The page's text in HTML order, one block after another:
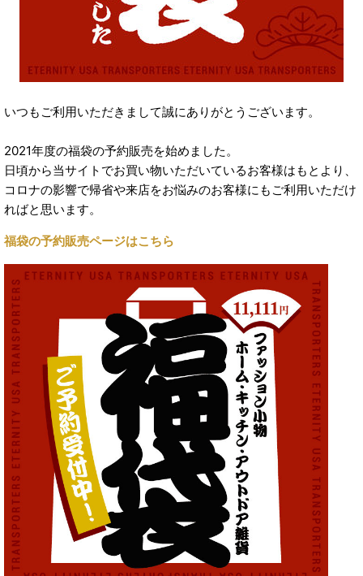
いつもご利用いただきまして誠にありがとうございます。
2021年度の福袋の予約販売を始めました。
日頃から当サイトでお買い物いただいているお客様はもとより、
コロナの影響で帰省や来店をお悩みのお客様にもご利用いただけ
ればと思います。
福袋の予約販売ページはこちら